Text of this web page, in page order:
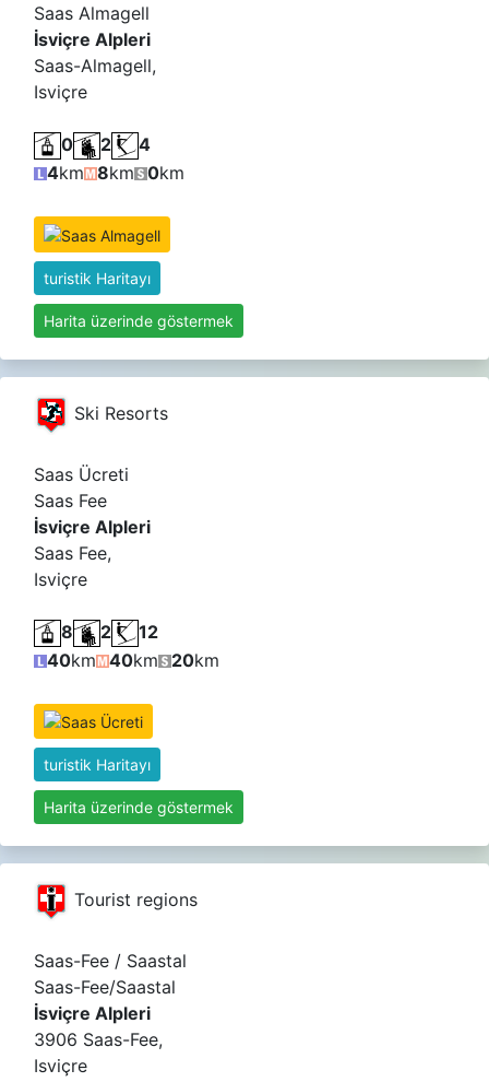
Saas Almagell
İsviçre Alpleri
Saas-Almagell,
Isviçre
0 2
4
4km 8km 0km
turistik Haritayı
Harita üzerinde göstermek
Ski Resorts
Saas Ücreti
Saas Fee
İsviçre Alpleri
Saas Fee,
Isviçre
8 2
12
40km 40km 20km
turistik Haritayı
Harita üzerinde göstermek
Tourist regions
Saas-Fee / Saastal
Saas-Fee/Saastal
İsviçre Alpleri
3906 Saas-Fee,
Isviçre